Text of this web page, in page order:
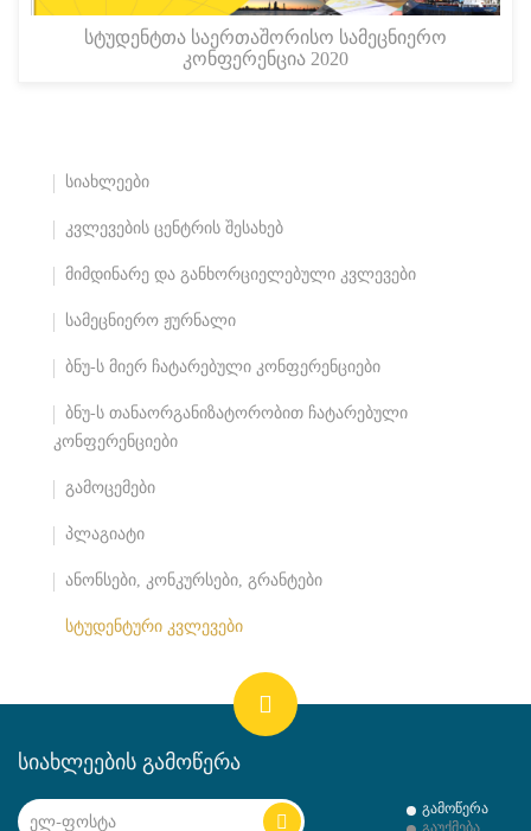
სტუდენტთა საერთაშორისო სამეცნიერო
კონფერენცია 2020
სიახლეები
კვლევების ცენტრის შესახებ
მიმდინარე და განხორციელებული კვლევები
სამეცნიერო ჟურნალი
ბნუ-ს მიერ ჩატარებული კონფერენციები
ბნუ-ს თანაორგანიზატორობით ჩატარებული
კონფერენციები
გამოცემები
პლაგიატი
ანონსები, კონკურსები, გრანტები
სტუდენტური კვლევები
სიახლეების გამოწერა
გამოწერა
გაუქმება